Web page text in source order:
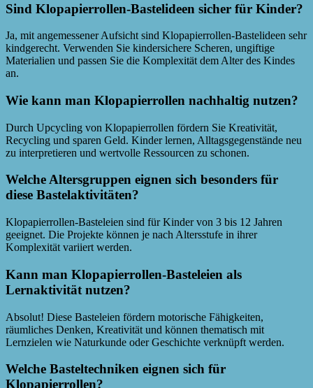
Sind Klopapierrollen-Bastelideen sicher für Kinder?
Ja, mit angemessener Aufsicht sind Klopapierrollen-Bastelideen sehr
kindgerecht. Verwenden Sie kindersichere Scheren, ungiftige
Materialien und passen Sie die Komplexität dem Alter des Kindes
an.
Wie kann man Klopapierrollen nachhaltig nutzen?
Durch Upcycling von Klopapierrollen fördern Sie Kreativität,
Recycling und sparen Geld. Kinder lernen, Alltagsgegenstände neu
zu interpretieren und wertvolle Ressourcen zu schonen.
Welche Altersgruppen eignen sich besonders für
diese Bastelaktivitäten?
Klopapierrollen-Basteleien sind für Kinder von 3 bis 12 Jahren
geeignet. Die Projekte können je nach Altersstufe in ihrer
Komplexität variiert werden.
Kann man Klopapierrollen-Basteleien als
Lernaktivität nutzen?
Absolut! Diese Basteleien fördern motorische Fähigkeiten,
räumliches Denken, Kreativität und können thematisch mit
Lernzielen wie Naturkunde oder Geschichte verknüpft werden.
Welche Basteltechniken eignen sich für
Klopapierrollen?